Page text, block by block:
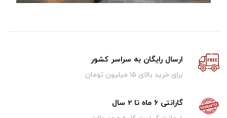
ارسال رایگان به سراسر کشور
برای خرید بالای ۱5 میلیون تومان
گارانتی 6 ماه تا 2 سال